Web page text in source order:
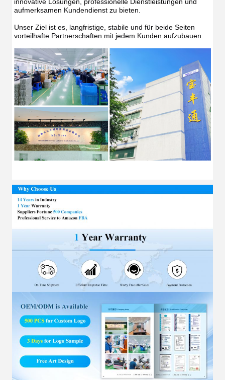
innovative Lösungen, professionelle Dienstleistungen und
aufmerksamen Kundendienst zu bieten.
Unser Ziel ist es, langfristige, stabile und für beide Seiten
vorteilhafte Partnerschaften mit jedem Kunden aufzubauen.